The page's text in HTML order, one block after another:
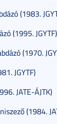
(1983.
(1995. JGYTF)
(1970.
JGYTF)
JATE-ÁJTK)
(1984.